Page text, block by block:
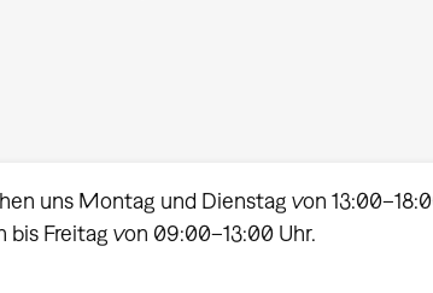
uns Montag und Dienstag von
Freitag von 09:00–13:00 Uhr.